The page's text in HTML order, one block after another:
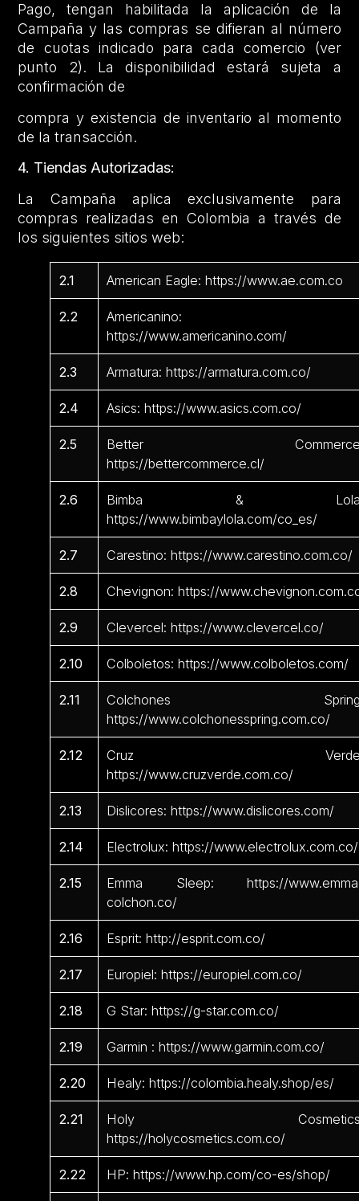
Pago, tengan habilitada la aplicación de la
Campaña y las compras se difieran al número
de cuotas indicado para cada comercio (ver
punto 2). La disponibilidad estará sujeta a
confirmación de
compra y existencia de inventario al momento
de la transacción.
4. Tiendas Autorizadas:
La Campaña aplica exclusivamente para
compras realizadas en Colombia a través de
los siguientes sitios web:
2.1 American Eagle: https://www.ae.com.co
2.2
Americanino:
https://www.americanino.com/
2.3 Armatura: https://armatura.com.co/
2.4 Asics: https://www.asics.com.co/
2.5
Better
https://bettercommerce.cl/
2.6
Bimba &
https://www.bimbaylola.com/co_es/
2.7 Carestino: https://www.carestino.com.co/
2.8 Chevignon: https://
2.9 Clevercel: https://www.clevercel.co/
2.10 Colboletos: https://www.colboletos.com/
2.11
Colchones
https://www.colchonesspring.com.co/
2.12
Cruz
https://www.cruzverde.com.co/
2.13 Dislicores: https://www.dislicores.com/
2.14 Electrolux: https://www.electrolux.com.co/
2.15
Emma Sleep: https://
colchon.co/
2.16 Esprit: http://esprit.com.co/
2.17 Europiel: https://europiel.com.co/
2.18 G Star: https://g-star.com.co/
2.19 Garmin : https://www.garmin.com.co/
2.20 Healy: https://colombia.healy.shop/es/
2.21
Holy
https://holycosmetics.com.co/
2.22 HP: https://www.hp.com/co-es/shop/